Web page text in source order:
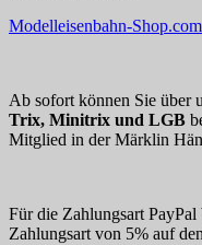
Modelleisenbahn-Shop.com
Ab sofort können Sie über
Trix, Minitrix und LGB
Mitglied in der Märklin
Für die Zahlungsart
Zahlungsart von 5% auf